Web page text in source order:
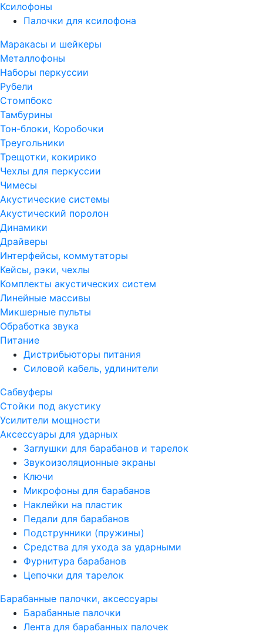
Ксилофоны
Палочки для ксилофона
Маракасы и шейкеры
Металлофоны
Наборы перкуссии
Рубели
Стомпбокс
Тамбурины
Тон-блоки, Коробочки
Треугольники
Трещотки, кокирико
Чехлы для перкуссии
Чимесы
Акустические системы
Акустический поролон
Динамики
Драйверы
Интерфейсы, коммутаторы
Кейсы, рэки, чехлы
Комплекты акустических систем
Линейные массивы
Микшерные пульты
Обработка звука
Питание
Дистрибьюторы питания
Силовой кабель, удлинители
Сабвуферы
Стойки под акустику
Усилители мощности
Аксессуары для ударных
Заглушки для барабанов и тарелок
Звукоизоляционные экраны
Ключи
Микрофоны для барабанов
Наклейки на пластик
Педали для барабанов
Подструнники (пружины)
Средства для ухода за ударными
Фурнитура барабанов
Цепочки для тарелок
Барабанные палочки, аксессуары
Барабанные палочки
Лента для барабанных палочек